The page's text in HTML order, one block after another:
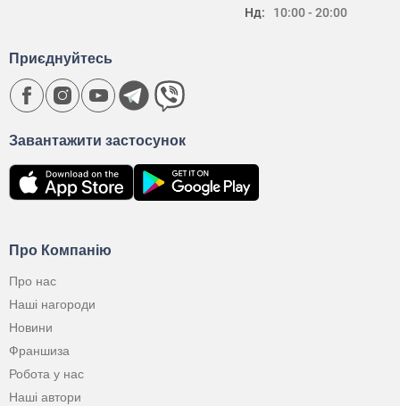
Нд:
10:00 - 20:00
Про Компанію
Про нас
Наші нагороди
Новини
Франшиза
Робота у нас
Наші автори
Завантажити застосунок
Приєднуйтесь